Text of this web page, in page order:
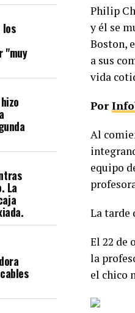
los
"muy
La
Philip
y él se
Boston,
a sus
vida
Por
Al
equipo
La tarde
El 22 de
la
el chico